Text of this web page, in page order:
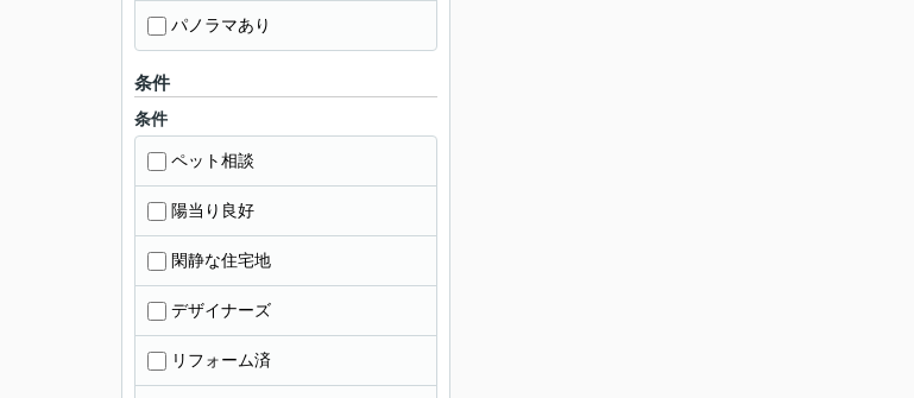
パノラマあり
条件
条件
ペット相談
陽当り良好
閑静な住宅地
デザイナーズ
リフォーム済